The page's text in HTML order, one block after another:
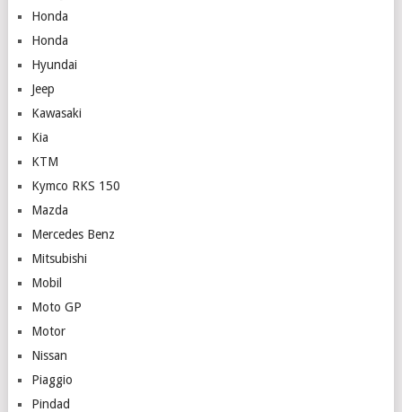
Honda
Honda
Hyundai
Jeep
Kawasaki
Kia
KTM
Kymco RKS 150
Mazda
Mercedes Benz
Mitsubishi
Mobil
Moto GP
Motor
Nissan
Piaggio
Pindad